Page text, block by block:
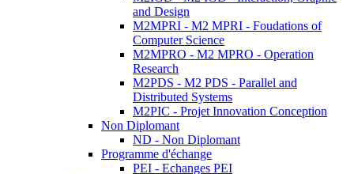
and Design
M2MPRI - M2 MPRI - Foudations of
Computer Science
M2MPRO - M2 MPRO - Operation
Research
M2PDS - M2 PDS - Parallel and
Distributed Systems
M2PIC - Projet Innovation Conception
Non Diplomant
ND - Non Diplomant
Programme d'échange
PEI - Echanges PEI